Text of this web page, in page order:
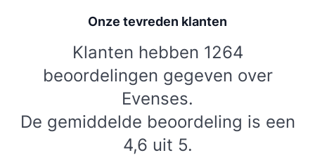
Onze tevreden klanten
Klanten hebben 1264
beoordelingen gegeven over
Evenses.
De gemiddelde beoordeling is een
4,6 uit 5.